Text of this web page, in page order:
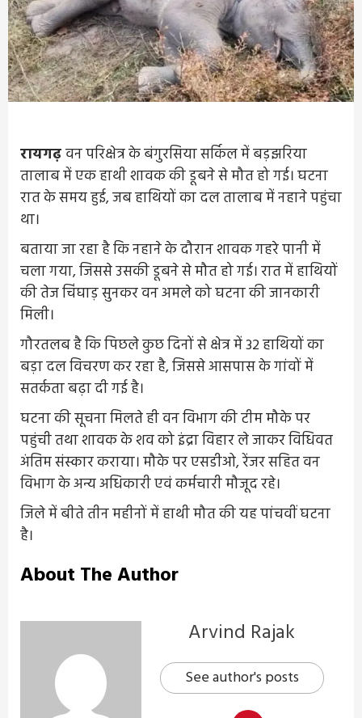
रायगढ़वन परिक्षेत्र के बंगुरसिया सर्किल में बड़झरिया
तालाब में एक हाथी शावक की डूबने से मौत हो गई। घटना
रात के समय हुई, जब हाथियों का दल तालाब में नहाने पहुंचा
था।
बताया जा रहा है कि नहाने के दौरान शावक गहरे पानी में
चला गया, जिससे उसकी डूबने से मौत हो गई। रात में हाथियों
की तेज चिंघाड़ सुनकर वन अमले को घटना की जानकारी
मिली।
गौरतलब है कि पिछले कुछ दिनों से क्षेत्र में 32 हाथियों का
बड़ा दल विचरण कर रहा है, जिससे आसपास के गांवों में
सतर्कता बढ़ा दी गई है।
घटना की सूचना मिलते ही वन विभाग की टीम मौके पर
पहुंची तथा शावक के शव को इंद्रा विहार ले जाकर विधिवत
अंतिम संस्कार कराया। मौके पर एसडीओ, रेंजर सहित वन
विभाग के अन्य अधिकारी एवं कर्मचारी मौजूद रहे।
जिले में बीते तीन महीनों में हाथी मौत की यह पांचवीं घटना
है।
About The Author
Arvind Rajak
See author's posts